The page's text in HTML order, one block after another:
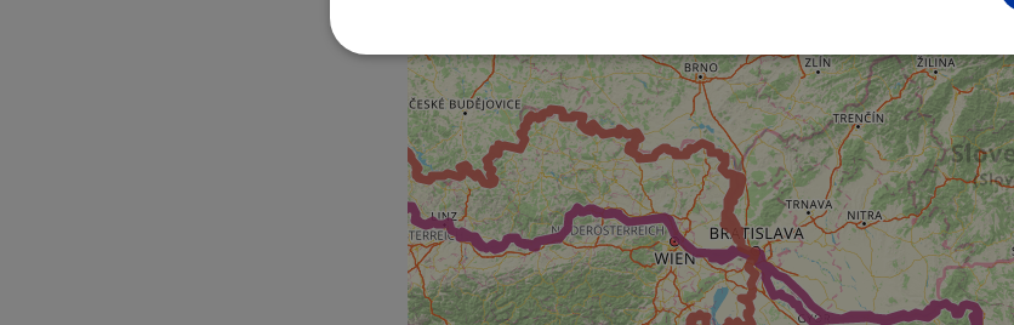
Strictement
nécessaires
Performance Ciblage
Strictement nécessaires Performance Ciblage Fonctionnalité
Les cookies strictement nécessaires habilitent des fonctionnalités de base du site Web telles
la gestion des comptes. Le site Web ne peut pas être utilisé correctement sans les cookies